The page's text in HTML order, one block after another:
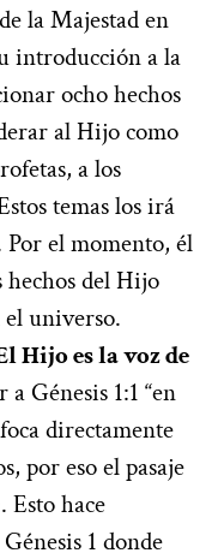
la Majestad en
introducción a la
ocho hechos
al Hijo como
a los
temas los irá
el momento, él
hechos del Hijo
el universo.
Hijo es la voz de
Génesis 1:1 “en
directamente
por eso el pasaje
Esto hace
1 donde